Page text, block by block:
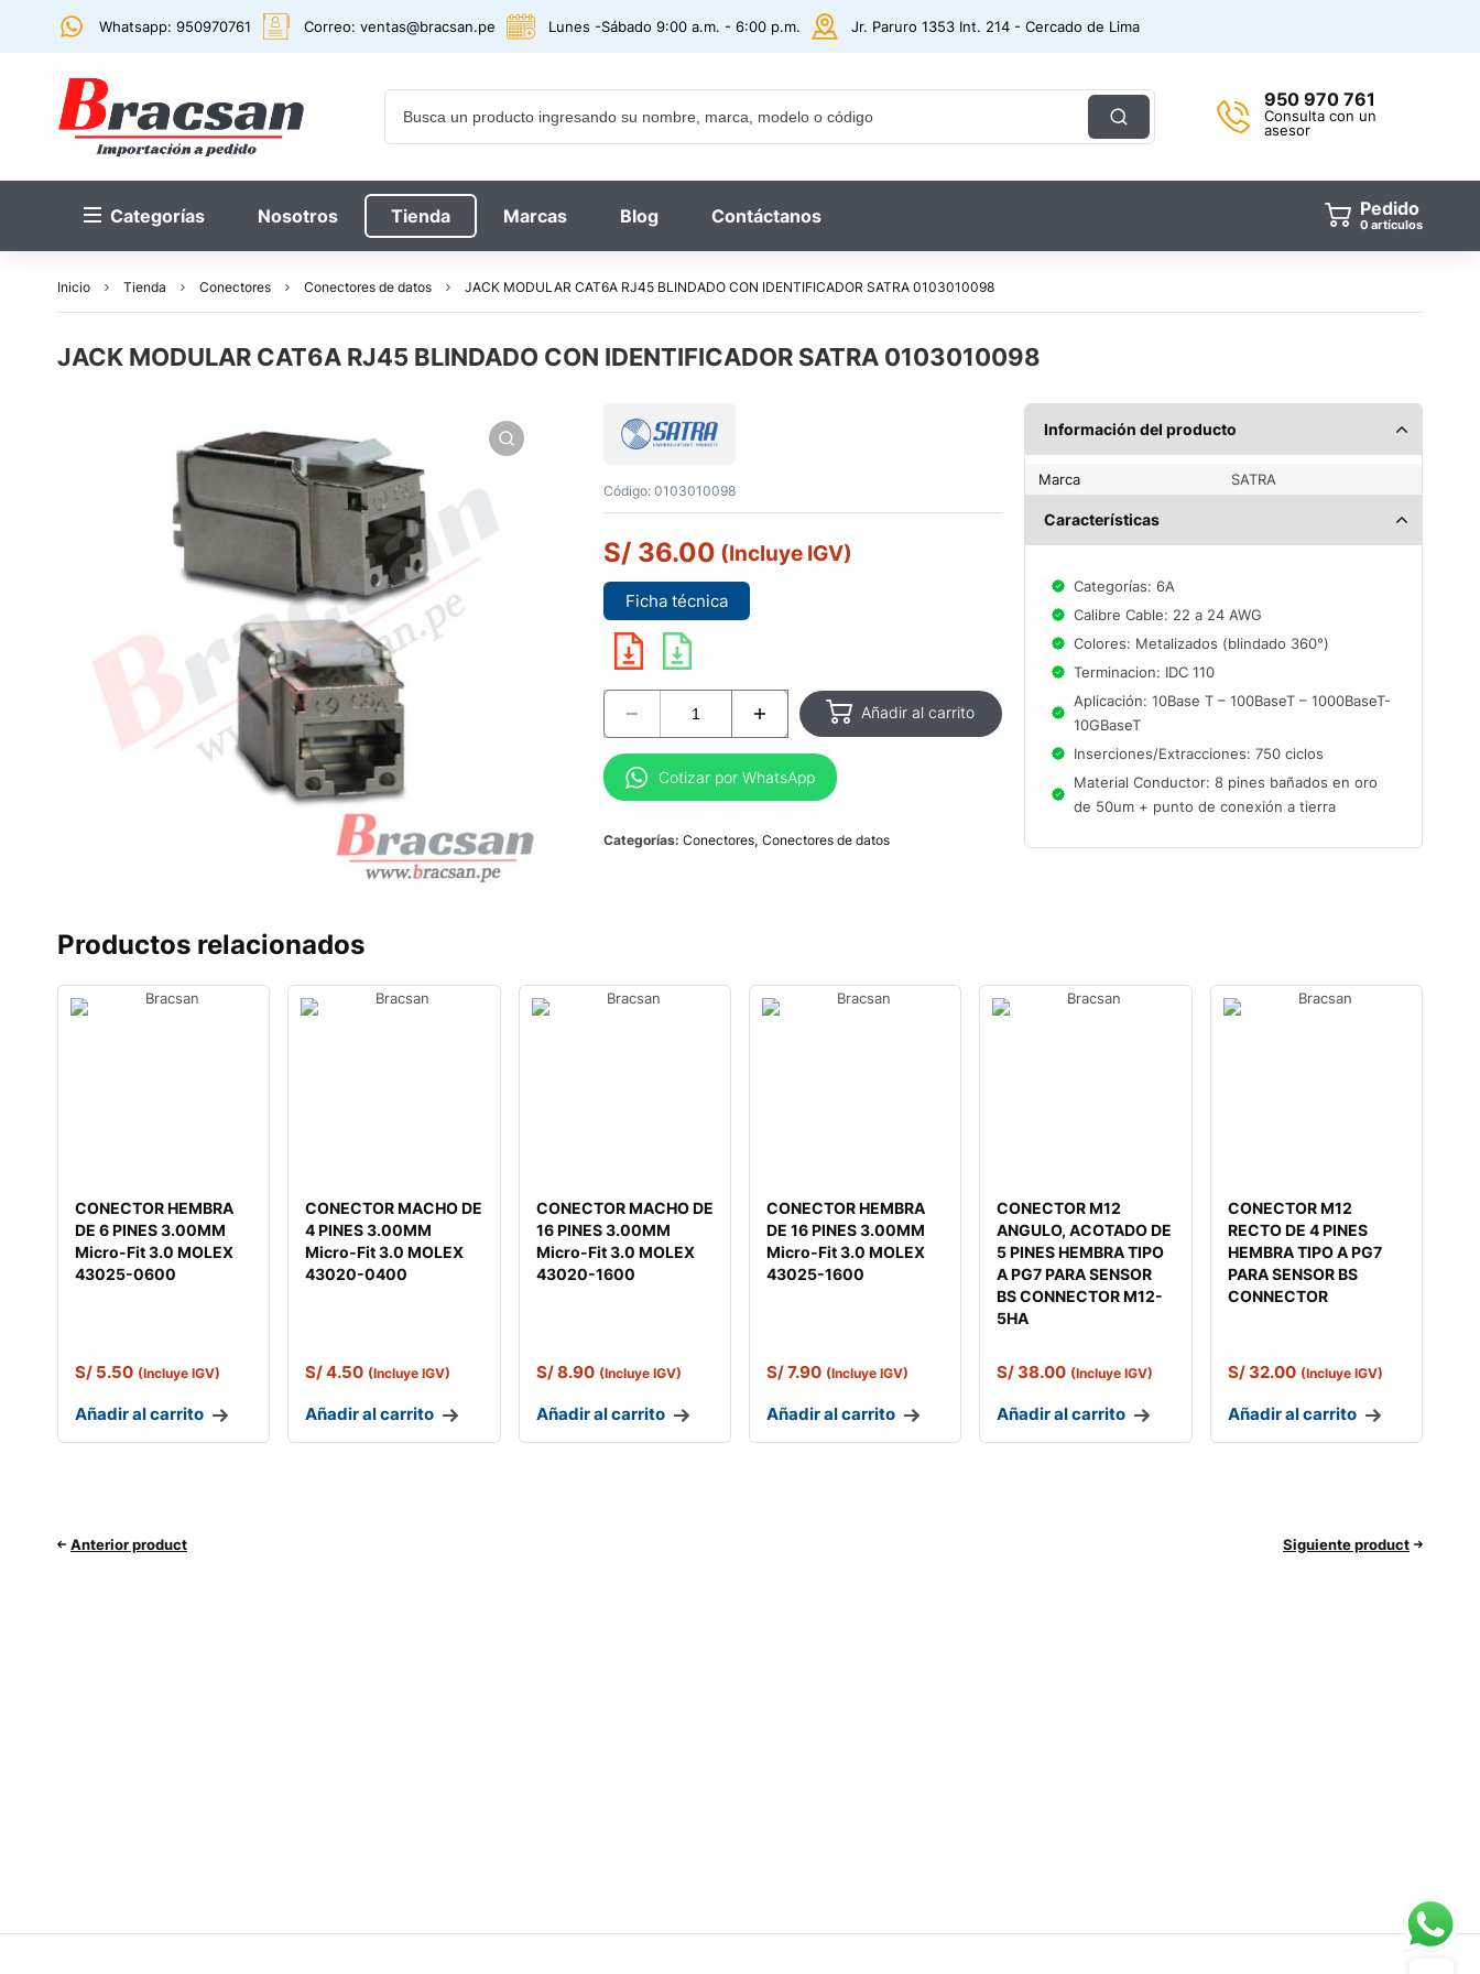
Whatsapp: 950970761 Correo: ventas@bracsan.pe Lunes -Sábado 9:00 a.m. - 6:00 p.m. Jr. Paruro 1353 Int. 214 - Cercado de Lima
950 970 761
Consulta con un
asesor
Categorías Nosotros Tienda Marcas Blog Contáctanos Pedido
0 artículos
Inicio Tienda Conectores Conectores de datos JACK MODULAR CAT6A RJ45 BLINDADO CON IDENTIFICADOR SATRA 0103010098
JACK MODULAR CAT6A RJ45 BLINDADO CON IDENTIFICADOR SATRA 0103010098
Código: 0103010098
S/ 36.00 (Incluye IGV)
Ficha técnica
Añadir al carrito
Cotizar por WhatsApp
Categorías: Conectores, Conectores de datos
Información del producto
Marca SATRA
Características
Categorías: 6A
Calibre Cable: 22 a 24 AWG
Colores: Metalizados (blindado 360°)
Terminacion: IDC 110
Aplicación: 10Base T – 100BaseT – 1000BaseT-
10GBaseT
Inserciones/Extracciones: 750 ciclos
Material Conductor: 8 pines bañados en oro
de 50um + punto de conexión a tierra
Productos relacionados
CONECTOR HEMBRA
DE 6 PINES 3.00MM
Micro-Fit 3.0 MOLEX
43025-0600
S/ 5.50 (Incluye IGV)
Añadir al carrito
CONECTOR MACHO DE
4 PINES 3.00MM
Micro-Fit 3.0 MOLEX
43020-0400
S/4.50 (Incluye IGV)
Añadir al carrito
CONECTOR MACHO DE
16 PINES 3.00MM
Micro-Fit 3.0 MOLEX
43020-1600
S/8.90 (Incluye IGV)
Añadir al carrito
CONECTOR HEMBRA
DE 16 PINES 3.00MM
Micro-Fit 3.0 MOLEX
43025-1600
S/7.90 (Incluye IGV)
Añadir al carrito
CONECTOR M12
ANGULO, ACOTADO DE
5 PINES HEMBRA TIPO
A PG7 PARA SENSOR
BS CONNECTOR M12-
5HA
S/38.00 (Incluye IGV)
Añadir al carrito
CONECTOR M12
RECTO DE 4 PINES
HEMBRA TIPO A PG7
PARA SENSOR BS
CONNECTOR
S/32.00 (Incluye IGV)
Añadir al carrito
Anterior product Siguiente product